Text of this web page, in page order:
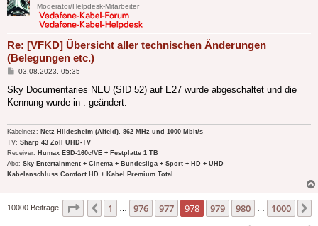
Moderator/Helpdesk-Mitarbeiter
Re: [VFKD] Übersicht aller technischen Änderungen
(Belegungen etc.)
Beitrag
03.08.2023, 05:35
Sky Documentaries NEU (SID 52) auf E27 wurde abgeschaltet und die
Kennung wurde in . geändert.
Kabelnetz: Netz Hildesheim (Alfeld). 862 MHz und 1000 Mbit/s
TV: Sharp 43 Zoll UHD-TV
Receiver: Humax ESD-160c/VE + Festplatte 1 TB
Abo: Sky Entertainment + Cinema + Bundesliga + Sport + HD + UHD
Kabelanschluss Comfort HD + Kabel Premium Total
10000 Beiträge Seite 978 von1000
Vorherige
1 976 977 978 979 980 1000